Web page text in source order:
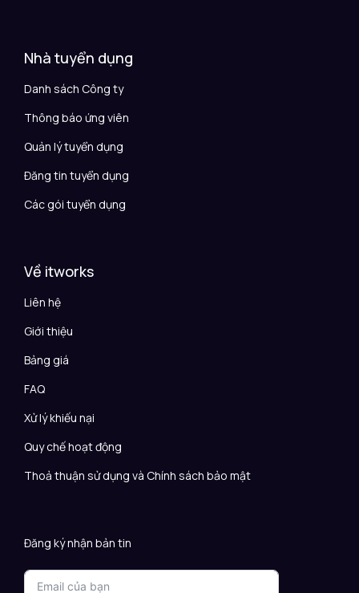
Nhà tuyển dụng
Danh sách Công ty
Thông báo ứng viên
Quản lý tuyển dụng
Đăng tin tuyển dụng
Các gói tuyển dụng
Về itworks
Liên hệ
Giới thiệu
Bảng giá
FAQ
Xử lý khiếu nại
Quy chế hoạt động
Thoả thuận sử dụng và Chính sách bảo mật
Đăng ký nhận bản tin